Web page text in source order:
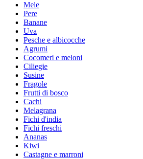
Mele
Pere
Banane
Uva
Pesche e albicocche
Agrumi
Cocomeri e meloni
Ciliegie
Susine
Fragole
Frutti di bosco
Cachi
Melagrana
Fichi d'india
Fichi freschi
Ananas
Kiwi
Castagne e marroni